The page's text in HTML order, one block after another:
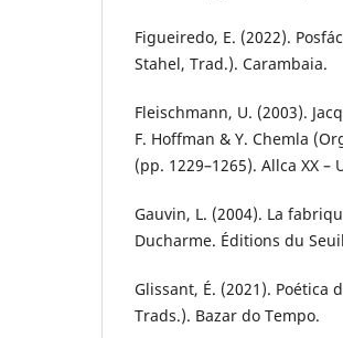
Figueiredo, E. (2022).
Stahel, Trad.). Carambaia.
Fleischmann, U. (2003).
F. Hoffman & Y. Chemla
(pp. 1229–1265). Allca XX –
Gauvin, L. (2004). La
Ducharme. Éditions du
Glissant, É. (2021). Poética
Trads.). Bazar do Tempo.